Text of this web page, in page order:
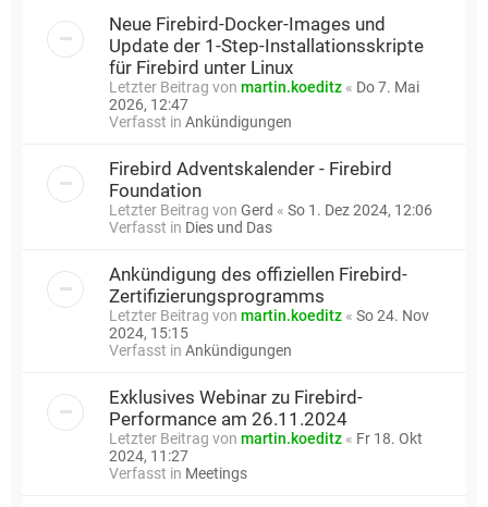
Neue Firebird-Docker-Images und
Update der 1-Step-Installationsskripte
für Firebird unter Linux
Letzter Beitrag von martin.koeditz « Do 7. Mai
2026, 12:47
Verfasst in Ankündigungen
Firebird Adventskalender - Firebird
Foundation
Letzter Beitrag von Gerd « So 1. Dez 2024, 12:06
Verfasst in Dies und Das
Ankündigung des offiziellen Firebird-
Zertifizierungsprogramms
Letzter Beitrag von martin.koeditz « So 24. Nov
2024, 15:15
Verfasst in Ankündigungen
Exklusives Webinar zu Firebird-
Performance am 26.11.2024
Letzter Beitrag von martin.koeditz « Fr 18. Okt
2024, 11:27
Verfasst in Meetings